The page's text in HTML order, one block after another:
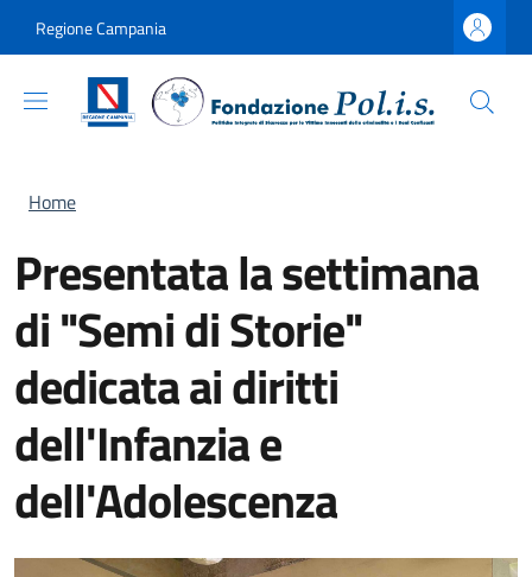
Regione Campania
Briciole di pane
Home
Presentata la settimana
di "Semi di Storie"
dedicata ai diritti
dell'Infanzia e
dell'Adolescenza